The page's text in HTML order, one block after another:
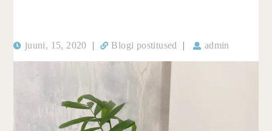
juuni, 15, 2020 | Blogi postitused | admin